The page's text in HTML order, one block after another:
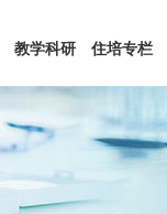
教学科研 住培专栏